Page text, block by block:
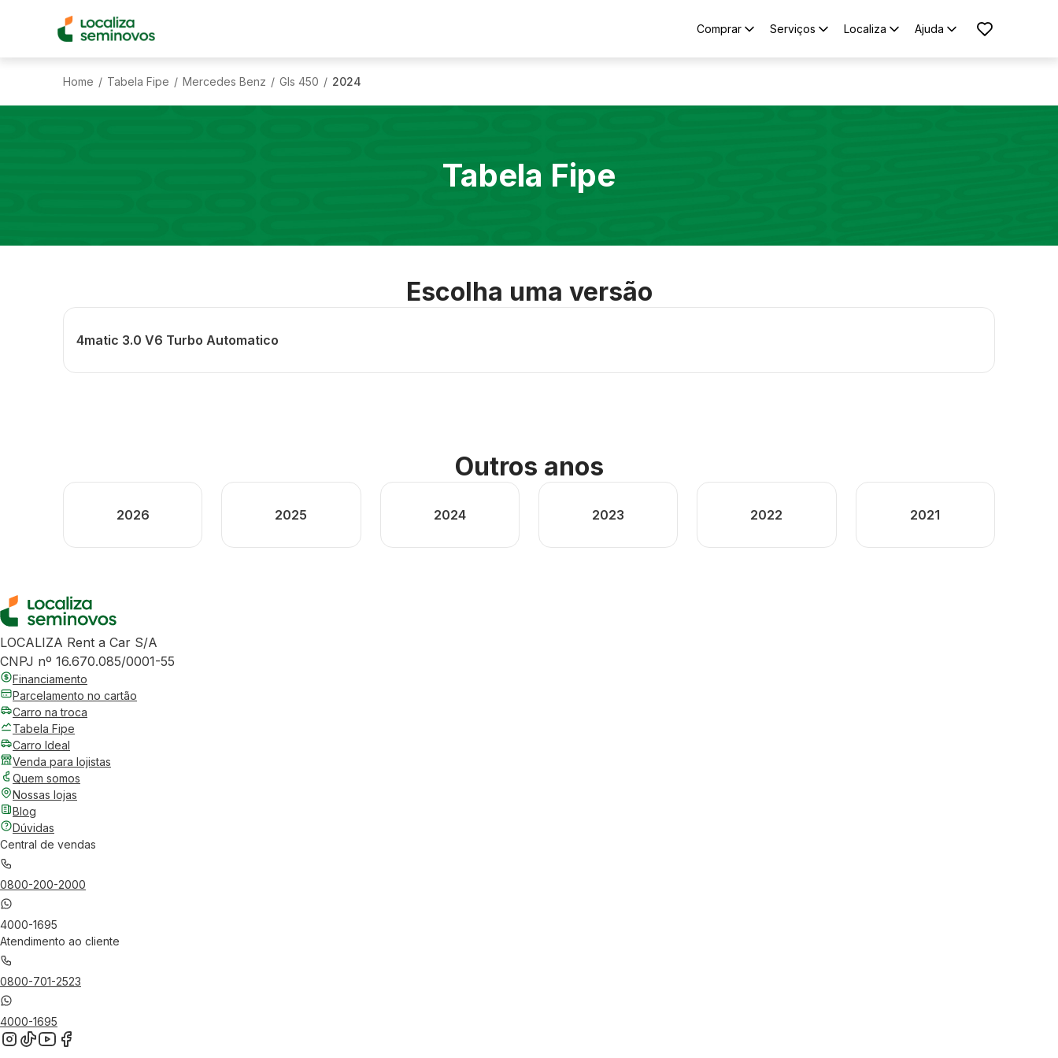
Comprar Serviços Localiza Ajuda
Home / Tabela Fipe / Mercedes Benz / Gls 450 / 2024
Tabela Fipe
Escolha uma versão
4matic 3.0 V6 Turbo Automatico
Outros anos
2026 2025 2024 2023 2022 2021
LOCALIZA Rent a Car S/A
CNPJ nº 16.670.085/0001-55
Financiamento
Parcelamento no cartão
Carro na troca
Tabela Fipe
Carro Ideal
Venda para lojistas
Quem somos
Nossas lojas
Blog
Dúvidas
Central de vendas
0800-200-2000
4000-1695
Atendimento ao cliente
0800-701-2523
4000-1695